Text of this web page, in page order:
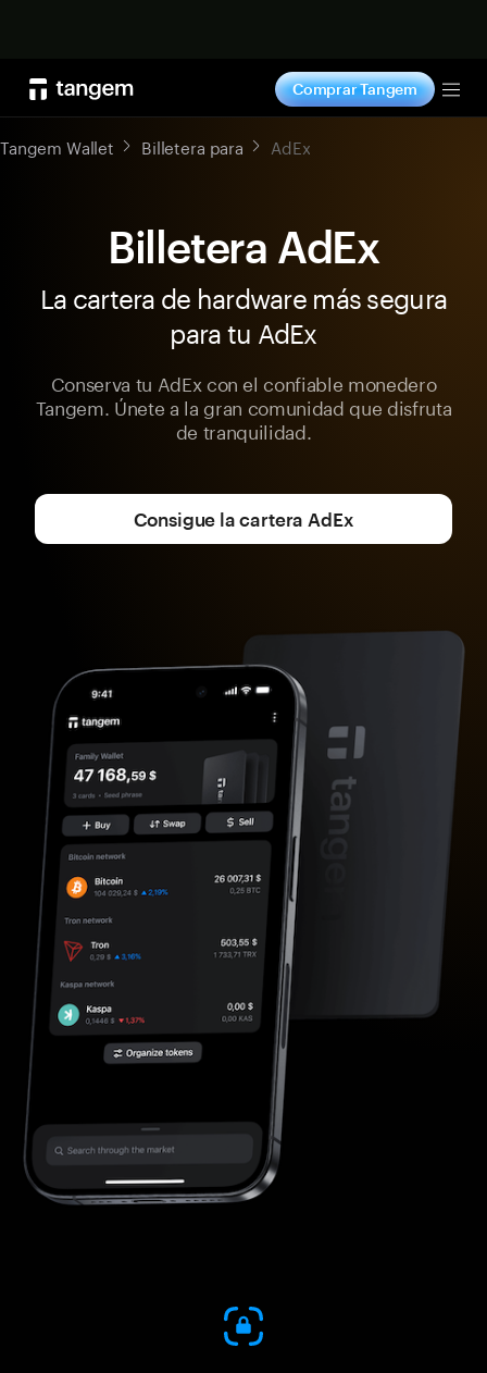
Comprar Tangem
Tangem Wallet Billetera para AdEx
Billetera AdEx
La cartera de hardware más segura
para tu AdEx
Conserva tu AdEx con el confiable monedero
Tangem. Únete a la gran comunidad que disfruta
de tranquilidad.
Consigue la cartera AdEx